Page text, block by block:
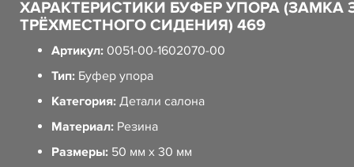
ХАРАКТЕРИСТИКИ БУФЕР УПОРА (ЗАМКА
ТРЁХМЕСТНОГО СИДЕНИЯ) 469
Артикул: 0051-00-1602070-00
Тип: Буфер упора
Категория: Детали салона
Материал: Резина
Размеры: 50 мм x 30 мм